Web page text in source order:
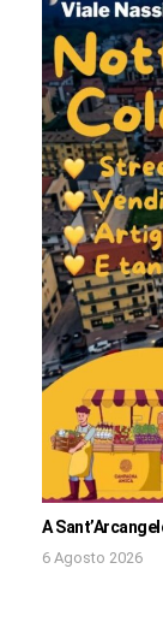
A
6 Agosto 2026